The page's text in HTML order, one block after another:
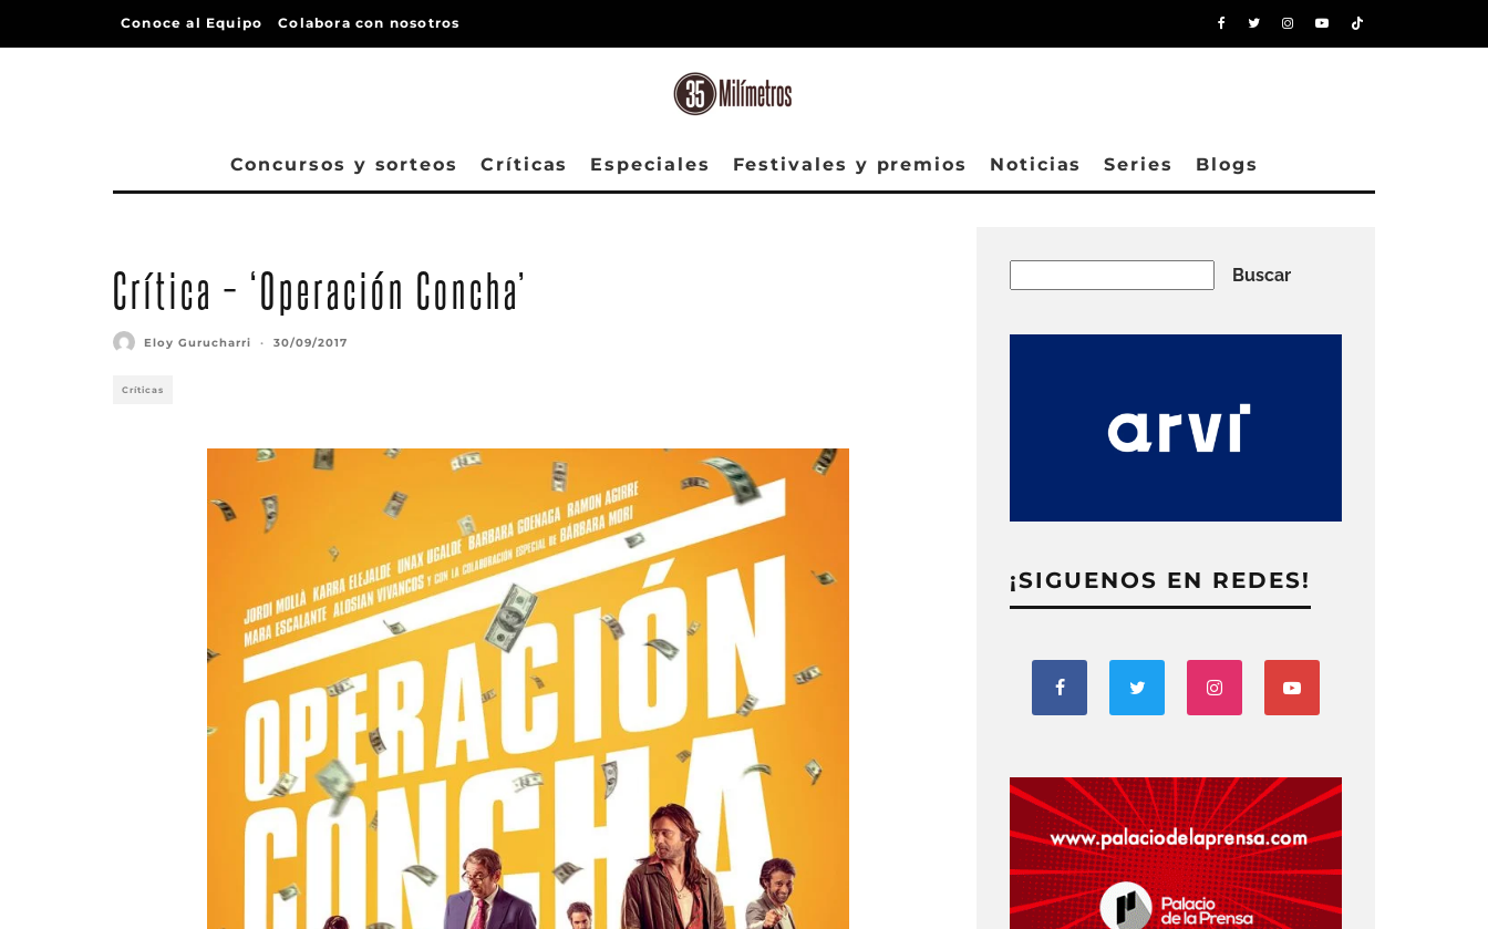
Conoce al Equipo Colabora con nosotros
Concursos y sorteos Críticas Especiales Festivales y premios Noticias Series Blogs
Crítica – ‘Operación Concha’
Eloy Gurucharri · 30/09/2017
Críticas
Buscar
¡SIGUENOS EN REDES!